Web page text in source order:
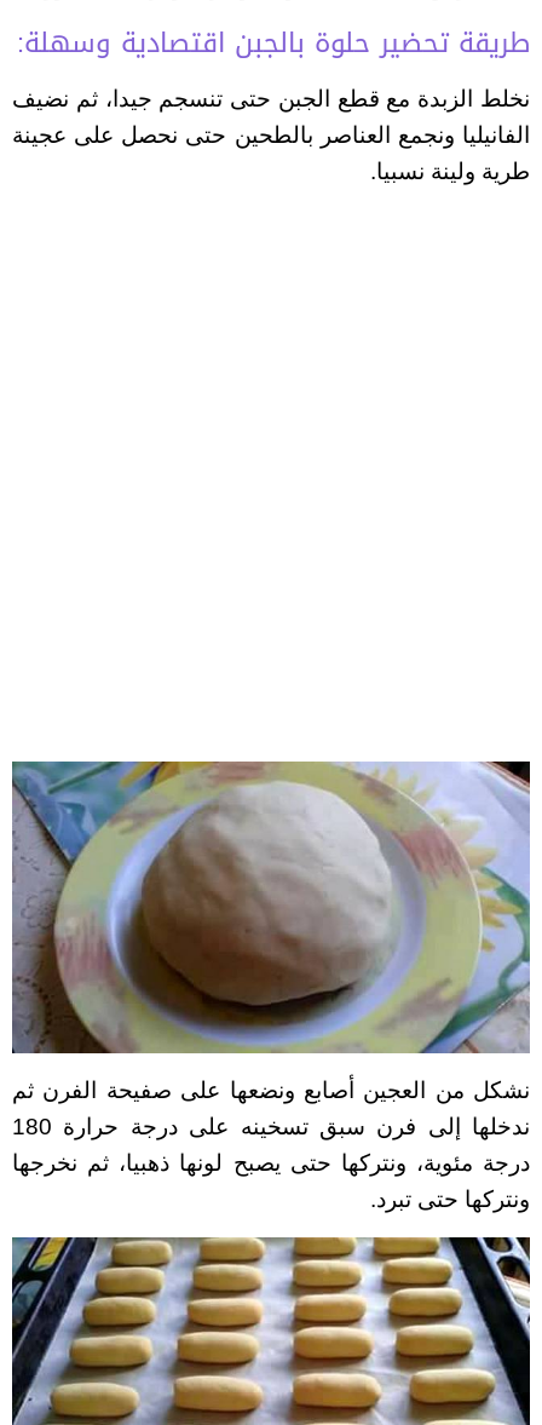
طريقة تحضير حلوة بالجبن اقتصادية وسهلة:
نخلط الزبدة مع قطع الجبن حتى تنسجم جيدا، ثم نضيف
الفانيليا ونجمع العناصر بالطحين حتى نحصل على عجينة
طرية ولينة نسبيا.
نشكل من العجين أصابع ونضعها على صفيحة الفرن ثم
ندخلها إلى فرن سبق تسخينه على درجة حرارة 180
درجة مئوية، ونتركها حتى يصبح لونها ذهبيا، ثم نخرجها
ونتركها حتى تبرد.